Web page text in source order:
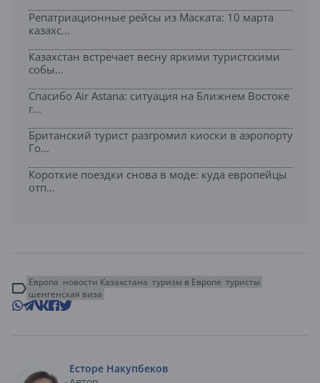
Репатриационные рейсы из Маската: 10 марта
казахс...
Казахстан встречает весну яркими туристскими
собы...
Спасибо Air Astana: ситуация на Ближнем Востоке
г...
Британский турист разгромил киоски в аэропорту
Го...
Короткие поездки снова в моде: куда европейцы
отп...
Европа новости Казахстана туризм в Европе туристы
шенгенская виза
Есторе Накупбеков